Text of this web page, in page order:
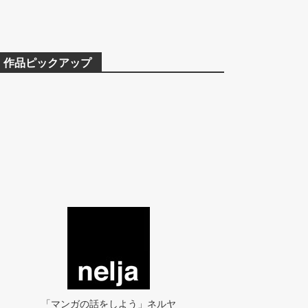
作品ピックアップ
「マンガの話をしよう」ネルヤ